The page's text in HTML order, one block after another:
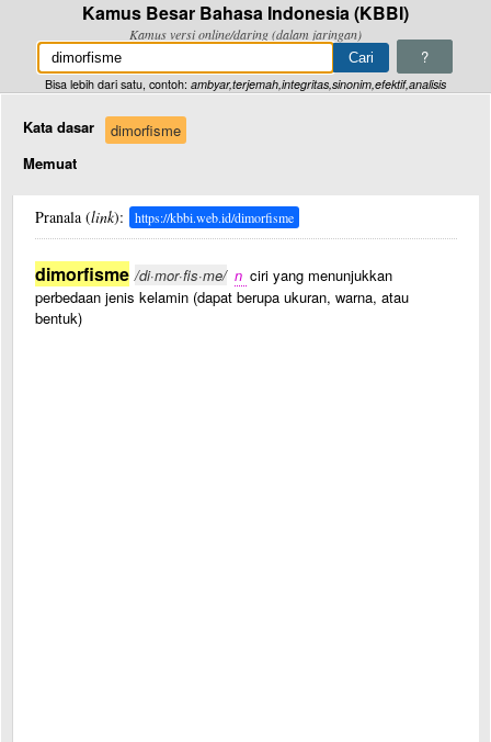
Kamus Besar Bahasa Indonesia (KBBI)
Kamus versi online/daring (dalam jaringan)
?
Bisa lebih dari satu, contoh: ambyar,terjemah,integritas,sinonim,efektif,analisis
Kata dasar
dimorfisme
Memuat
Pranala (link): https://kbbi.web.id/dimorfisme
dimorfisme /di·mor·fis·me/ n ciri yang menunjukkan
perbedaan jenis kelamin (dapat berupa ukuran, warna, atau
bentuk)